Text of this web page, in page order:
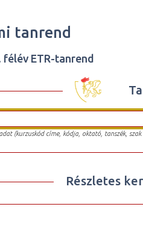
tanrend
félév ETR-tanrend
(kurzuskód címe, kódja, oktató, tanszék,
Részletes